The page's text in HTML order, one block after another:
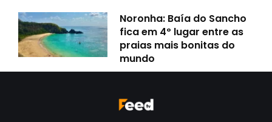
Noronha: Baía do Sancho
fica em 4º lugar entre as
praias mais bonitas do
mundo